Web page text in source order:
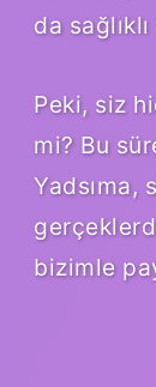
da
Peki, siz
mi? Bu
Yadsıma,
bizimle